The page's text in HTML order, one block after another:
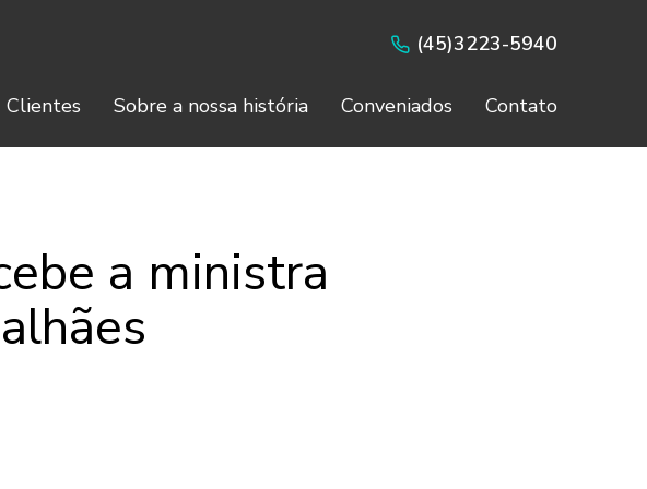
(45)3223-5940
Clientes Sobre a nossa história Conveniados Contato
a ministra